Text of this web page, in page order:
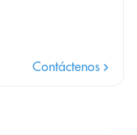
Contáctenos